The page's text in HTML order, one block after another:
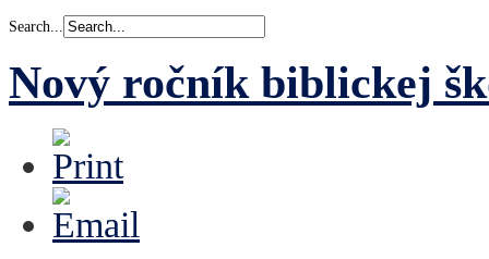
Search...
Nový ročník biblickej